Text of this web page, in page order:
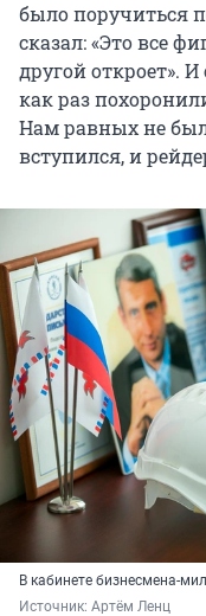
было поручиться
сказал: «Это все
другой откроет».
как раз
Нам равных не
вступился, и
В кабинете бизнесмена-
Источник: Артём Ленц